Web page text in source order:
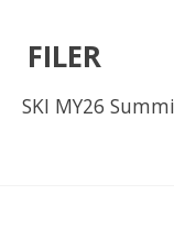
FILER
SKI MY26